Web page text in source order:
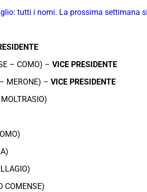
tutti i nomi. La prossima settimana
– COMO) – VICE PRESIDENTE
MERONE) – VICE PRESIDENTE
COMENSE)